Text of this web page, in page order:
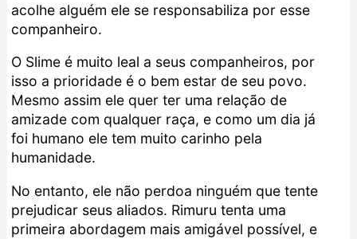
acolhe alguém ele se responsabiliza por esse
companheiro.
O Slime é muito leal a seus companheiros, por
isso a prioridade é o bem estar de seu povo.
Mesmo assim ele quer ter uma relação de
amizade com qualquer raça, e como um dia já
foi humano ele tem muito carinho pela
humanidade.
No entanto, ele não perdoa ninguém que tente
prejudicar seus aliados. Rimuru tenta uma
primeira abordagem mais amigável possível, e